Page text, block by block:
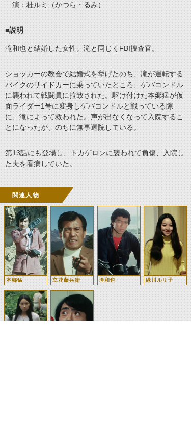
演：桂ルミ（かつら・るみ）
■説明
滝和也と結婚した女性。滝と同じくFBI捜査官。
ショッカーの教会で結婚式を挙げたのち、滝が運転する
バイクのサイドカーに乗っていたところ、ゲバコンドル
に襲われて戦闘員に拉致された。駆け付けた本郷猛が仮
面ライダー1号に変身しゲバコンドルと戦っている隙
に、滝によって救われた。声が出なくなって入院するこ
とになったが、のちに無事退院している。
第13話にも登場し、トカゲロンに襲われて負傷、入院し
た夫を看病していた。
関連人物
本郷猛 立花藤兵衛 滝和也 緑川ルリ子